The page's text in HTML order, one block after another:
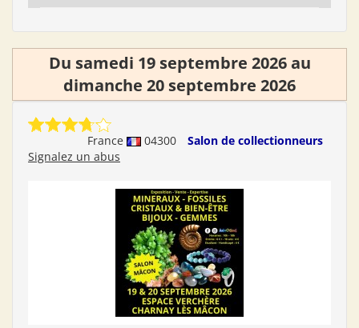
Du samedi 19 septembre 2026 au
dimanche 20 septembre 2026
France 04300
Salon de collectionneurs
Signalez un abus